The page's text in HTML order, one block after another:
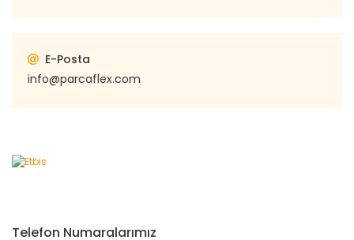
E-Posta
info@parcaflex.com
Telefon Numaralarımız